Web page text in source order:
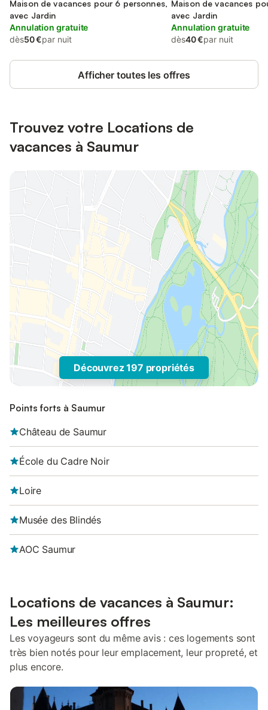
Maison de vacances pour 6 personnes,
avec Jardin
Annulation gratuite
dès50 €par nuit
Maison de vacances
avec Jardin
Annulation gratuite
dès40 €par nuit
Afficher toutes les offres
Trouvez votre Locations de
vacances à Saumur
Découvrez 197 propriétés
Points forts à Saumur
Château de Saumur
École du Cadre Noir
Loire
Musée des Blindés
AOC Saumur
Locations de vacances à Saumur:
Les meilleures offres
Les voyageurs sont du même avis : ces logements sont
très bien notés pour leur emplacement, leur propreté, et
plus encore.